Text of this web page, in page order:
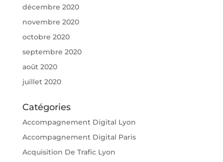
décembre 2020
novembre 2020
octobre 2020
septembre 2020
août 2020
juillet 2020
Catégories
Accompagnement Digital Lyon
Accompagnement Digital Paris
Acquisition De Trafic Lyon